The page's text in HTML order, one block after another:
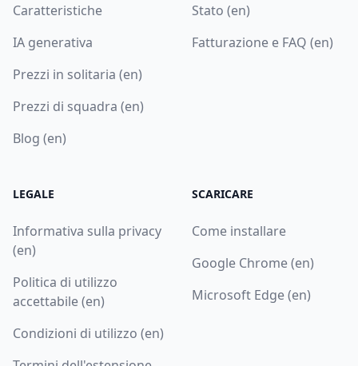
Caratteristiche
IA generativa
Prezzi in solitaria (en)
Prezzi di squadra (en)
Blog (en)
Stato (en)
Fatturazione e FAQ (en)
LEGALE
Informativa sulla privacy
(en)
Politica di utilizzo
accettabile (en)
Condizioni di utilizzo (en)
SCARICARE
Come installare
Google Chrome (en)
Microsoft Edge (en)